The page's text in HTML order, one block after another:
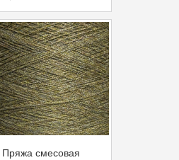
Пряжа смесовая